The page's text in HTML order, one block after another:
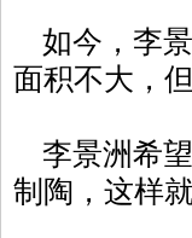
如今，李
面积不大，
李景洲希
制陶，这样